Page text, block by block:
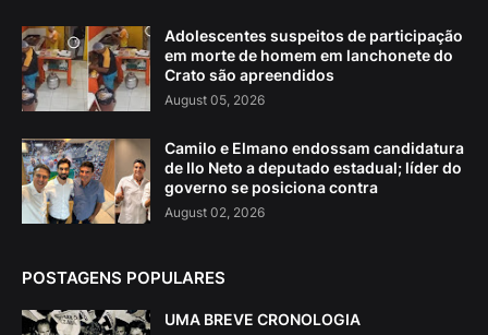
Adolescentes suspeitos de participação
em morte de homem em lanchonete do
Crato são apreendidos
August 05, 2026
Camilo e Elmano endossam candidatura
de Ilo Neto a deputado estadual; líder do
governo se posiciona contra
August 02, 2026
POSTAGENS POPULARES
UMA BREVE CRONOLOGIA